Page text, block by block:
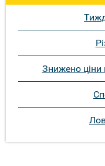
Знижено ціни